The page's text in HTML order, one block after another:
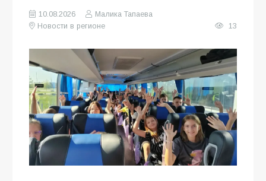
10.08.2026
Малика Тапаева
Новости в регионе
13